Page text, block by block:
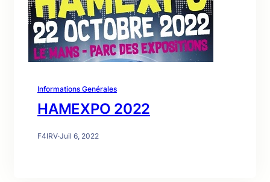
Informations Genérales
HAMEXPO 2022
F4IRV·Juil 6, 2022